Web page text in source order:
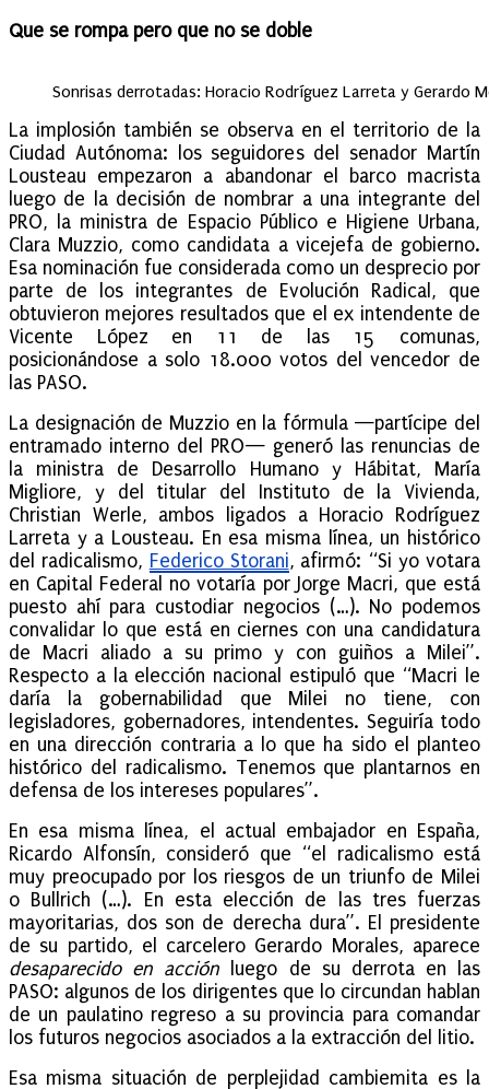
Que se rompa pero que no se doble
Sonrisas derrotadas: Horacio Rodríguez Larreta y Gerardo
La implosión también se observa en el territorio de la
Ciudad Autónoma: los seguidores del senador Martín
Lousteau empezaron a abandonar el barco macrista
luego de la decisión de nombrar a una integrante del
PRO, la ministra de Espacio Público e Higiene Urbana,
Clara Muzzio, como candidata a vicejefa de gobierno.
Esa nominación fue considerada como un desprecio por
parte de los integrantes de Evolución Radical, que
obtuvieron mejores resultados que el ex intendente de
Vicente López en 11 de las 15 comunas,
posicionándose a solo 18.000 votos del vencedor de
las PASO.
La designación de Muzzio en la fórmula —partícipe del
entramado interno del PRO— generó las renuncias de
la ministra de Desarrollo Humano y Hábitat, María
Migliore, y del titular del Instituto de la Vivienda,
Christian Werle, ambos ligados a Horacio Rodríguez
Larreta y a Lousteau. En esa misma línea, un histórico
del radicalismo, Federico Storani, afirmó: “Si yo votara
en Capital Federal no votaría por Jorge Macri, que está
puesto ahí para custodiar negocios (…). No podemos
convalidar lo que está en ciernes con una candidatura
de Macri aliado a su primo y con guiños a Milei”.
Respecto a la elección nacional estipuló que “Macri le
daría la gobernabilidad que Milei no tiene, con
legisladores, gobernadores, intendentes. Seguiría todo
en una dirección contraria a lo que ha sido el planteo
histórico del radicalismo. Tenemos que plantarnos en
defensa de los intereses populares”.
En esa misma línea, el actual embajador en España,
Ricardo Alfonsín, consideró que “el radicalismo está
muy preocupado por los riesgos de un triunfo de Milei
o Bullrich (…). En esta elección de las tres fuerzas
mayoritarias, dos son de derecha dura”. El presidente
de su partido, el carcelero Gerardo Morales, aparece
desaparecido en acción luego de su derrota en las
PASO: algunos de los dirigentes que lo circundan hablan
de un paulatino regreso a su provincia para comandar
los futuros negocios asociados a la extracción del litio.
Esa misma situación de perplejidad cambiemita es la